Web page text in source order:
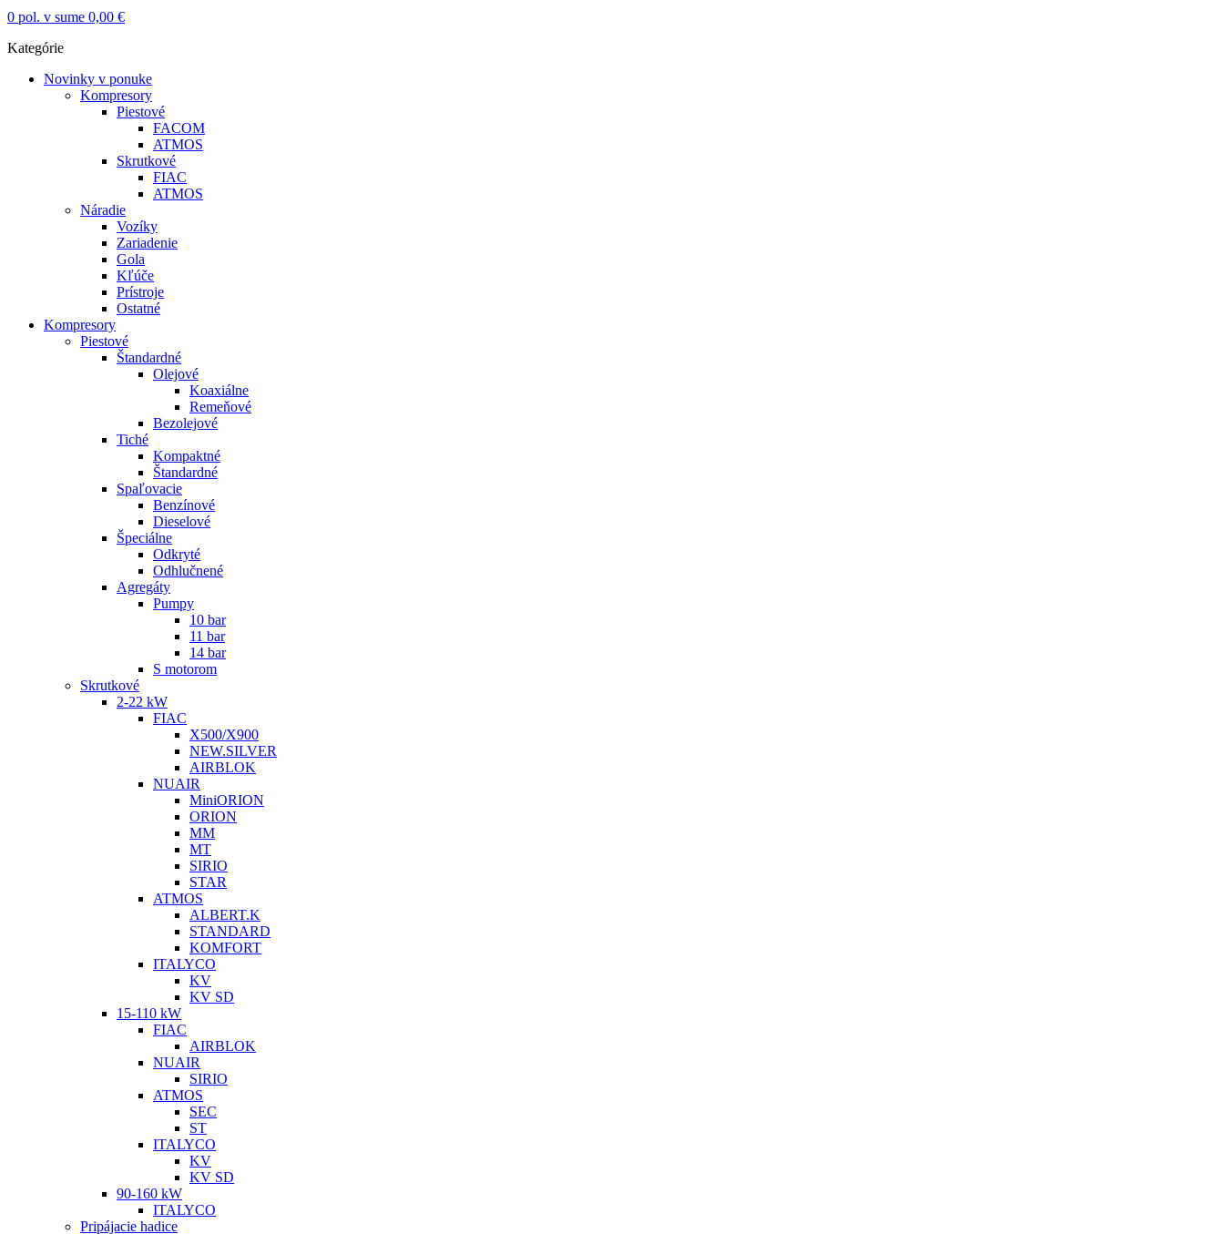
0 pol. v sume 0,00 €
Kategórie
Novinky v ponuke
Kompresory
Piestové
FACOM
ATMOS
Skrutkové
FIAC
ATMOS
Náradie
Vozíky
Zariadenie
Gola
Kľúče
Prístroje
Ostatné
Kompresory
Piestové
Štandardné
Olejové
Koaxiálne
Remeňové
Bezolejové
Tiché
Kompaktné
Štandardné
Spaľovacie
Benzínové
Dieselové
Špeciálne
Odkryté
Odhlučnené
Agregáty
Pumpy
10 bar
11 bar
14 bar
S motorom
Skrutkové
2-22 kW
FIAC
X500/X900
NEW.SILVER
AIRBLOK
NUAIR
MiniORION
ORION
MM
MT
SIRIO
STAR
ATMOS
ALBERT.K
STANDARD
KOMFORT
ITALYCO
KV
KV SD
15-110 kW
FIAC
AIRBLOK
NUAIR
SIRIO
ATMOS
SEC
ST
ITALYCO
KV
KV SD
90-160 kW
ITALYCO
Pripájacie hadice